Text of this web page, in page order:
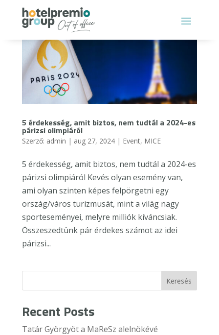
5 érdekesség, amit biztos, nem tudtál a 2024-es
párizsi olimpiáról
Szerző: admin | aug 27, 2024| Event, MICE
5 érdekesség, amit biztos, nem tudtál a 2024-es
párizsi olimpiáról Kevés olyan esemény van,
ami olyan szinten képes felpörgetni egy
ország/város turizmusát, mint a világ nagy
sporteseményei, melyre milliók kíváncsiak.
Összeszedtünk pár érdekes számot az idei
párizsi...
Keresés
Recent Posts
Tatár Györgyöt a MaReSz alelnökévé